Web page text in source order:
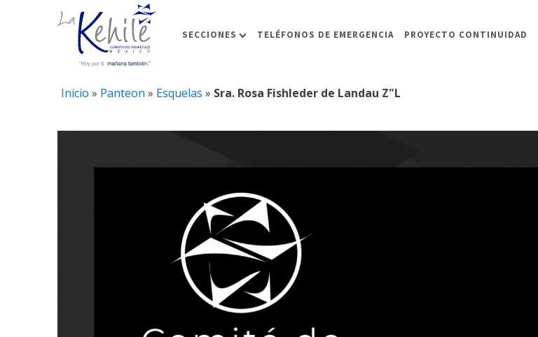
SECCIONES TELÉFONOS DE EMERGENCIA PROYECTO CONTINUIDAD
Inicio » Panteon » Esquelas » Sra. Rosa Fishleder de Landau Z"L